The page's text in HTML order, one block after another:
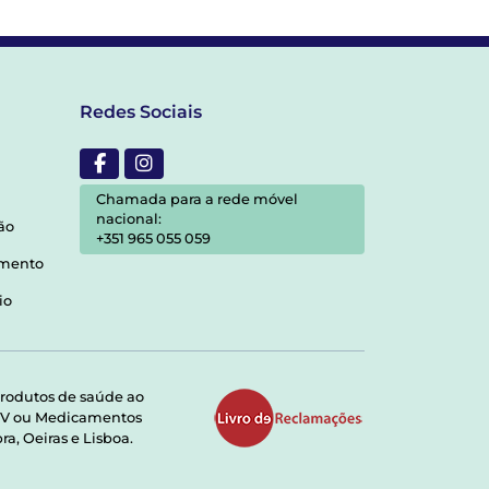
Redes Sociais
Chamada para a rede móvel
nacional:
+351 965 055 059
de saúde ao
ou Medicamentos
Oeiras e Lisboa.